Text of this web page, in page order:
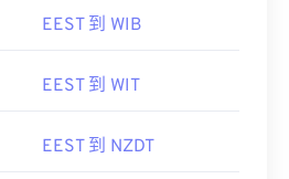
EEST 到 WIB
EEST 到 WIT
EEST 到 NZDT